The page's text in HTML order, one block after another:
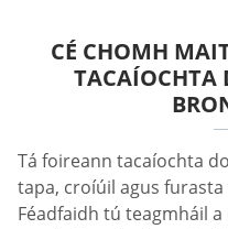
CÉ CHOMH
TACAÍOCHTA
Tá foireann tacaíochta
tapa, croíúil agus
Féadfaidh tú teagmháil